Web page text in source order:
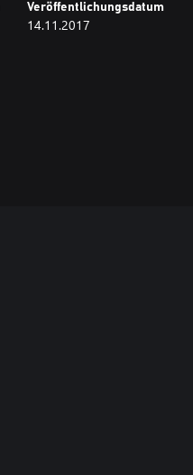
Veröffentlichungsdatum
14.11.2017